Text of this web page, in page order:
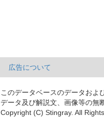
広告について
このデータベースのデータおよ
データ及び解説文、画像等の無
Copyright (C) Stingray. All